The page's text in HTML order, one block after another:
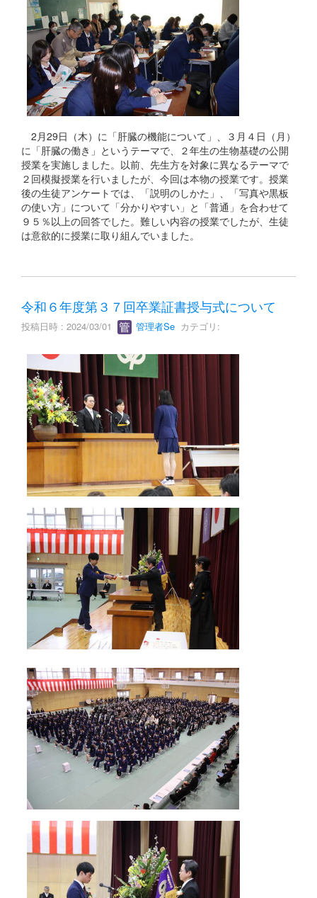
2月29日（木）に「肝臓の機能について」、３月４日（月）
に「肝臓の働き」というテーマで、２年生の生物基礎の公開
授業を実施しました。以前、先生方を対象に異なるテーマで
２回模擬授業を行いましたが、今回は本物の授業です。授業
後の生徒アンケートでは、「説明のしかた」、「写真や黒板
の使い方」について「分かりやすい」と「普通」を合わせて
９５％以上の回答でした。難しい内容の授業でしたが、生徒
は意欲的に授業に取り組んでいました。
令和６年度第３７回卒業証書授与式について
投稿日時 : 2024/03/01 管理者Se カテゴリ: